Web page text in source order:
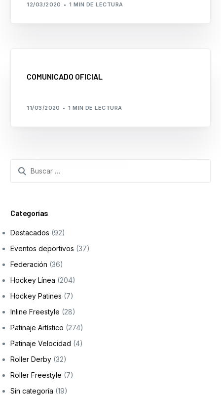
12/03/2020 1 MIN DE LECTURA
COMUNICADO OFICIAL
11/03/2020 1 MIN DE LECTURA
Categorías
Destacados (92)
Eventos deportivos (37)
Federación (36)
Hockey Línea (204)
Hockey Patines (7)
Inline Freestyle (28)
Patinaje Artístico (274)
Patinaje Velocidad (4)
Roller Derby (32)
Roller Freestyle (7)
Sin categoría (19)